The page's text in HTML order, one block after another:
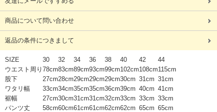
商品について問い合わせ
返品の条件につきまして
SIZE 30 32 34 36 38 40 42
44
ウエスト周り 78cm83cm89cm93cm99cm102cm108cm115cm
股下
27cm28cm29cm29cm29cm30cm 31cm 31cm
ワタリ幅
33cm34cm35cm35cm36cm39cm 40cm 41cm
裾幅
27cm30cm31cm31cm32cm33cm 33cm 33cm
パンツ丈
58cm60cm61cm61cm62cm62cm 65cm 65cm